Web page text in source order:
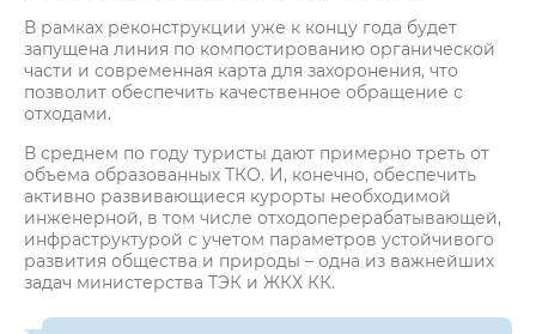
В рамках реконструкции уже к концу года будет
запущена линия по компостированию органической
части и современная карта для захоронения, что
позволит обеспечить качественное обращение с
отходами.
В среднем по году туристы дают примерно треть от
объема образованных ТКО. И, конечно, обеспечить
активно развивающиеся курорты необходимой
инженерной, в том числе отходоперерабатывающей,
инфраструктурой с учетом параметров устойчивого
развития общества и природы – одна из важнейших
задач министерства ТЭК и ЖКХ КК.